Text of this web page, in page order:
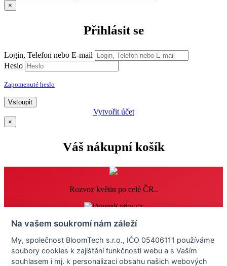
×
Přihlásit se
Login, Telefon nebo E-mail
Heslo
Zapomenuté heslo
Vstoupit
Vytvořit účet
×
Váš nákupní košík
Rozvoz květin po celé ČR..
Obchodní podmínky
Reklamace
Osobní údaje
Na vašem soukromí nám záleží
My, společnost BloomTech s.r.o., IČO 05406111 používáme
soubory cookies k zajištění funkčnosti webu a s Vaším
souhlasem i mj. k personalizaci obsahu našich webových